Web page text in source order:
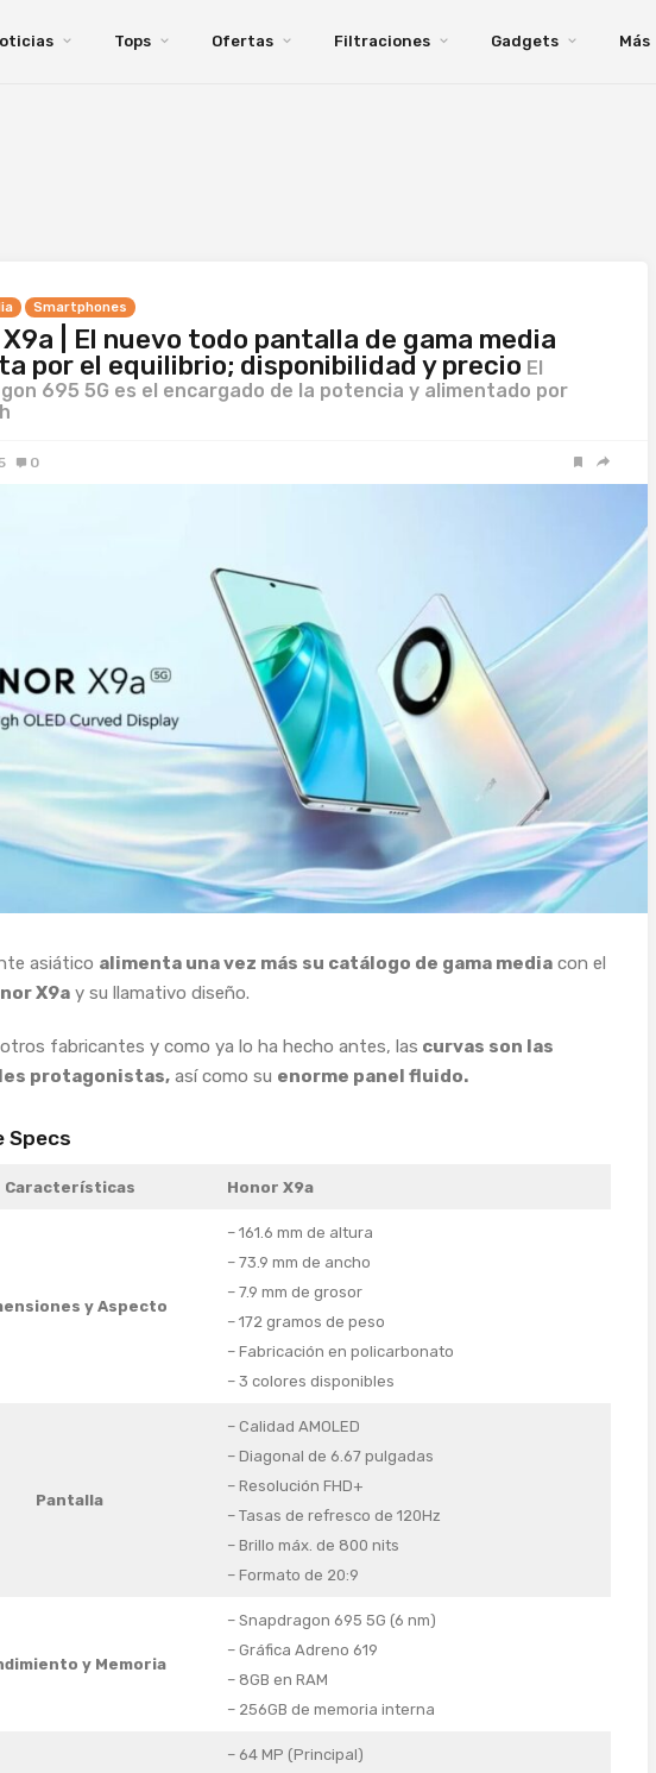
Tops Ofertas Filtraciones Gadgets Más
Smartphones
| El nuevo todo pantalla de gama media
por el equilibrio; disponibilidad y precio El
695 5G es el encargado de la potencia y alimentado por
0
asiático alimenta una vez más su catálogo de gama media con el
X9a y su llamativo diseño.
fabricantes y como ya lo ha hecho antes, las curvas son las
protagonistas, así como su enorme panel fluido.
Specs
Características Honor X9a
y Aspecto
– 161.6 mm de altura
– 73.9 mm de ancho
– 7.9 mm de grosor
– 172 gramos de peso
– Fabricación en policarbonato
– 3 colores disponibles
Pantalla
– Calidad AMOLED
– Diagonal de 6.67 pulgadas
– Resolución FHD+
– Tasas de refresco de 120Hz
– Brillo máx. de 800 nits
– Formato de 20:9
y Memoria
– Snapdragon 695 5G (6 nm)
– Gráfica Adreno 619
– 8GB en RAM
– 256GB de memoria interna
– 64 MP (Principal)